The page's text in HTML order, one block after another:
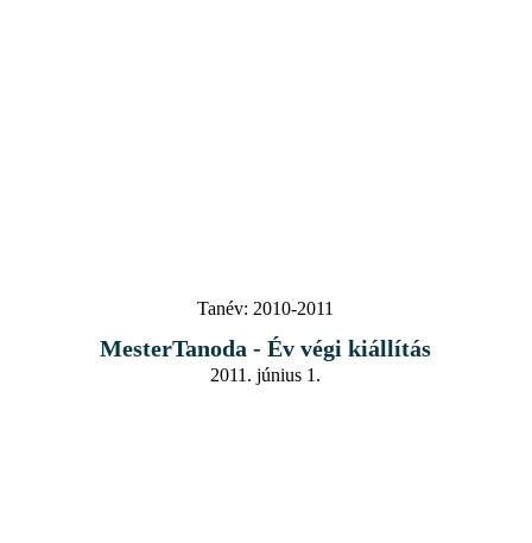
Tanév: 2010-2011
MesterTanoda - Év végi kiállítás
2011. június 1.